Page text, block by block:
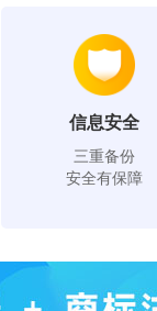
信息安全
三重备份
安全有保障